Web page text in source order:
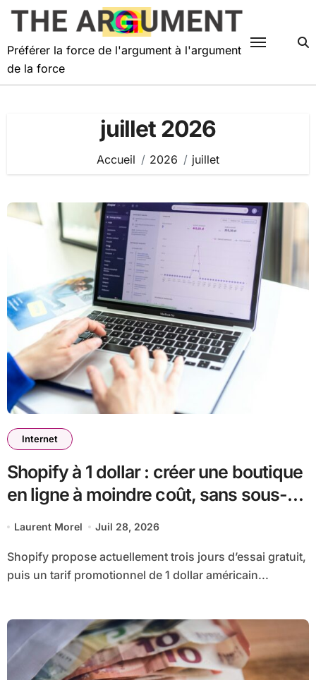
Passer
Préférer la force de l'argument à l'argument
de la force
juillet 2026
Accueil 2026 juillet
Internet
Shopify à 1 dollar : créer une boutique
en ligne à moindre coût, sans sous-
estimer la suite
Laurent Morel Juil 28, 2026
Shopify propose actuellement trois jours d’essai gratuit,
puis un tarif promotionnel de 1 dollar américain...